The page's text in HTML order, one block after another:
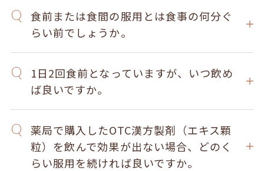
食前または食間の服用とは食事の何分ぐ
らい前でしょうか。
1日2回食前となっていますが、いつ飲め
ば良いですか。
薬局で購入したOTC漢方製剤（エキス顆
粒）を飲んで効果が出ない場合、どのく
らい服用を続ければ良いですか。